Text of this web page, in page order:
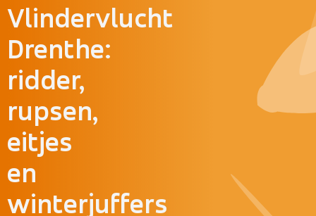
Vlindervlucht
Drenthe:
ridder,
rupsen,
eitjes
en
winterjuffers